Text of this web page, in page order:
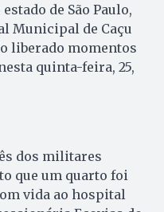
de São Paulo,
Municipal de Caçu
liberado momentos
quinta-feira, 25,
dos militares
que um quarto foi
vida ao hospital